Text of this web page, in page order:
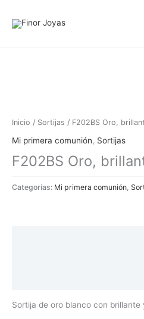
Inicio / Sortijas / F202BS Oro,
Mi primera comunión, Sortijas
F202BS Oro,
Categorías: Mi primera comunión
Sortija de oro blanco con brillante